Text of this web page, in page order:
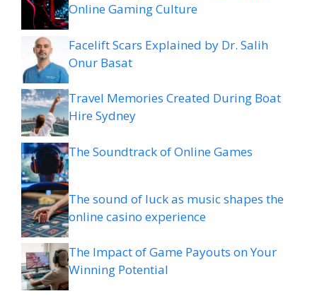
Online Gaming Culture
Facelift Scars Explained by Dr. Salih
Onur Basat
Travel Memories Created During Boat
Hire Sydney
The Soundtrack of Online Games
The sound of luck as music shapes the
online casino experience
The Impact of Game Payouts on Your
Winning Potential